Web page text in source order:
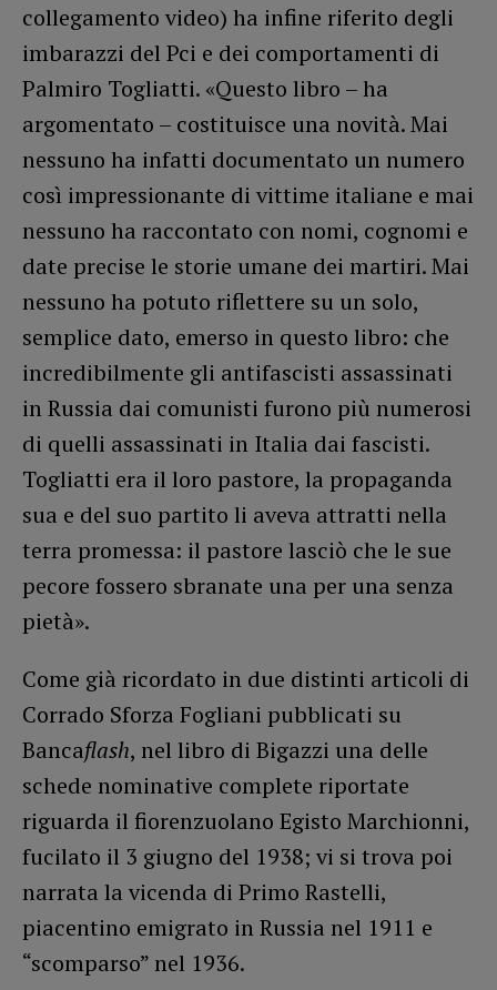
collegamento video) ha infine riferito degli
imbarazzi del Pci e dei comportamenti di
Palmiro Togliatti. «Questo libro – ha
argomentato – costituisce una novità. Mai
nessuno ha infatti documentato un numero
così impressionante di vittime italiane e mai
nessuno ha raccontato con nomi, cognomi e
date precise le storie umane dei martiri. Mai
nessuno ha potuto riflettere su un solo,
semplice dato, emerso in questo libro: che
incredibilmente gli antifascisti assassinati
in Russia dai comunisti furono più numerosi
di quelli assassinati in Italia dai fascisti.
Togliatti era il loro pastore, la propaganda
sua e del suo partito li aveva attratti nella
terra promessa: il pastore lasciò che le sue
pecore fossero sbranate una per una senza
pietà».
Come già ricordato in due distinti articoli di
Corrado Sforza Fogliani pubblicati su
Bancaflash, nel libro di Bigazzi una delle
schede nominative complete riportate
riguarda il fiorenzuolano Egisto Marchionni,
fucilato il 3 giugno del 1938; vi si trova poi
narrata la vicenda di Primo Rastelli,
piacentino emigrato in Russia nel 1911 e
“scomparso” nel 1936.